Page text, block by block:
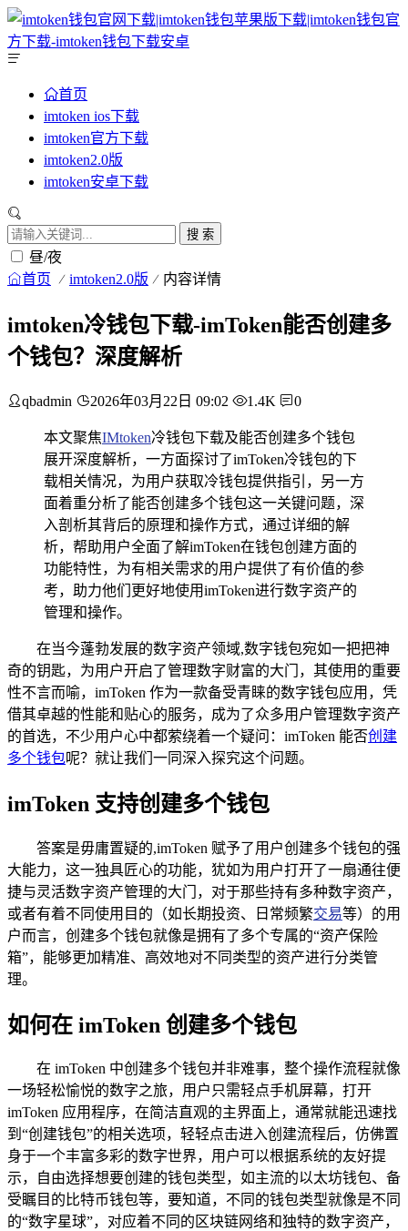
首页
imtoken ios下载
imtoken官方下载
imtoken2.0版
imtoken安卓下载
搜 索
昼/夜
首页 imtoken2.0版 内容详情
imtoken冷钱包下载-imToken能否创建多
个钱包？深度解析
qbadmin 2026年03月22日 09:02 1.4K 0
本文聚焦IMtoken冷钱包下载及能否创建多个钱包
展开深度解析，一方面探讨了imToken冷钱包的下
载相关情况，为用户获取冷钱包提供指引，另一方
面着重分析了能否创建多个钱包这一关键问题，深
入剖析其背后的原理和操作方式，通过详细的解
析，帮助用户全面了解imToken在钱包创建方面的
功能特性，为有相关需求的用户提供了有价值的参
考，助力他们更好地使用imToken进行数字资产的
管理和操作。
在当今蓬勃发展的数字资产领域,数字钱包宛如一把把神
奇的钥匙，为用户开启了管理数字财富的大门，其使用的重要
性不言而喻，imToken 作为一款备受青睐的数字钱包应用，凭
借其卓越的性能和贴心的服务，成为了众多用户管理数字资产
的首选，不少用户心中都萦绕着一个疑问：imToken 能否创建
多个钱包呢？就让我们一同深入探究这个问题。
imToken 支持创建多个钱包
答案是毋庸置疑的,imToken 赋予了用户创建多个钱包的强
大能力，这一独具匠心的功能，犹如为用户打开了一扇通往便
捷与灵活数字资产管理的大门，对于那些持有多种数字资产，
或者有着不同使用目的（如长期投资、日常频繁交易等）的用
户而言，创建多个钱包就像是拥有了多个专属的“资产保险
箱”，能够更加精准、高效地对不同类型的资产进行分类管
理。
如何在 imToken 创建多个钱包
在 imToken 中创建多个钱包并非难事，整个操作流程就像
一场轻松愉悦的数字之旅，用户只需轻点手机屏幕，打开
imToken 应用程序，在简洁直观的主界面上，通常就能迅速找
到“创建钱包”的相关选项，轻轻点击进入创建流程后，仿佛置
身于一个丰富多彩的数字世界，用户可以根据系统的友好提
示，自由选择想要创建的钱包类型，如主流的以太坊钱包、备
受瞩目的比特币钱包等，要知道，不同的钱包类型就像是不同
的“数字星球”，对应着不同的区块链网络和独特的数字资产，